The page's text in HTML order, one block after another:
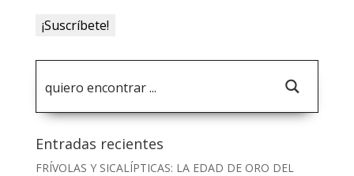
Entradas recientes
FRÍVOLAS Y SICALÍPTICAS: LA EDAD DE ORO DEL